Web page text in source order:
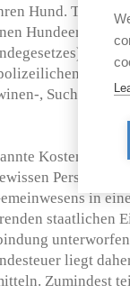
Hund. Teilweise
Ganz
, Such- und
Personen
in
staatlichen
liegt
Zumindest